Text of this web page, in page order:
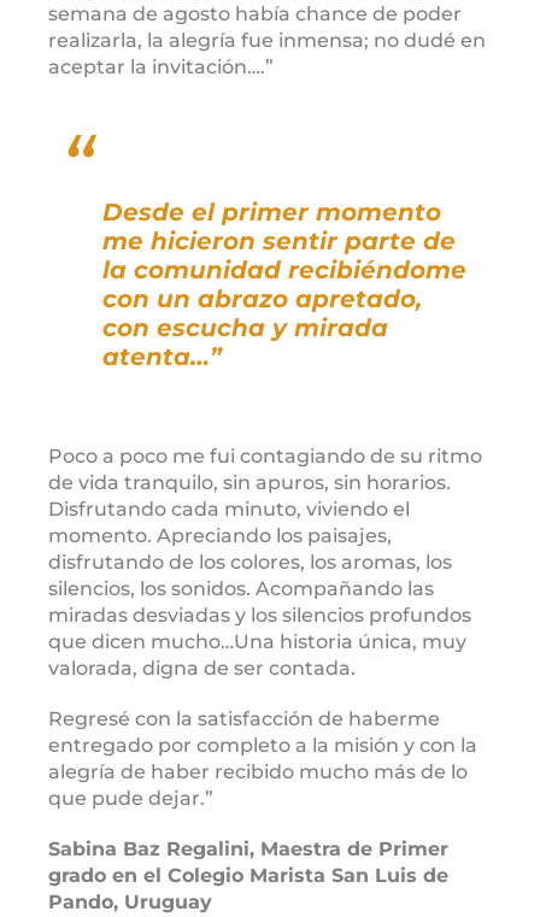
semana de agosto había chance de poder
realizarla, la alegría fue inmensa; no dudé en
aceptar la invitación….”
Desde el primer momento
me hicieron sentir parte de
la comunidad recibiéndome
con un abrazo apretado,
con escucha y mirada
atenta…”
Poco a poco me fui contagiando de su ritmo
de vida tranquilo, sin apuros, sin horarios.
Disfrutando cada minuto, viviendo el
momento. Apreciando los paisajes,
disfrutando de los colores, los aromas, los
silencios, los sonidos. Acompañando las
miradas desviadas y los silencios profundos
que dicen mucho…Una historia única, muy
valorada, digna de ser contada.
Regresé con la satisfacción de haberme
entregado por completo a la misión y con la
alegría de haber recibido mucho más de lo
que pude dejar.”
Sabina Baz Regalini, Maestra de Primer
grado en el Colegio Marista San Luis de
Pando, Uruguay